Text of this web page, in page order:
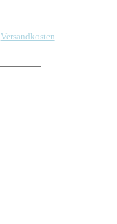
Versandkosten